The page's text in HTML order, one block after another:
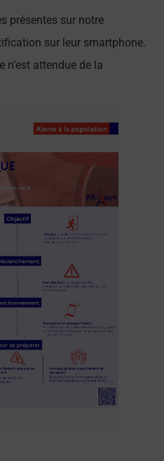
présentes sur notre
sur leur smartphone.
n’est attendue de la